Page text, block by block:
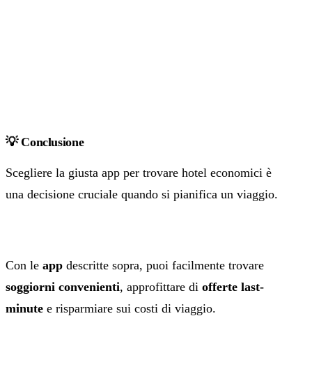
💡 Conclusione
Scegliere la giusta app per trovare hotel economici è
una decisione cruciale quando si pianifica un viaggio.
Con le app descritte sopra, puoi facilmente trovare
soggiorni convenienti, approfittare di offerte last-
minute e risparmiare sui costi di viaggio.